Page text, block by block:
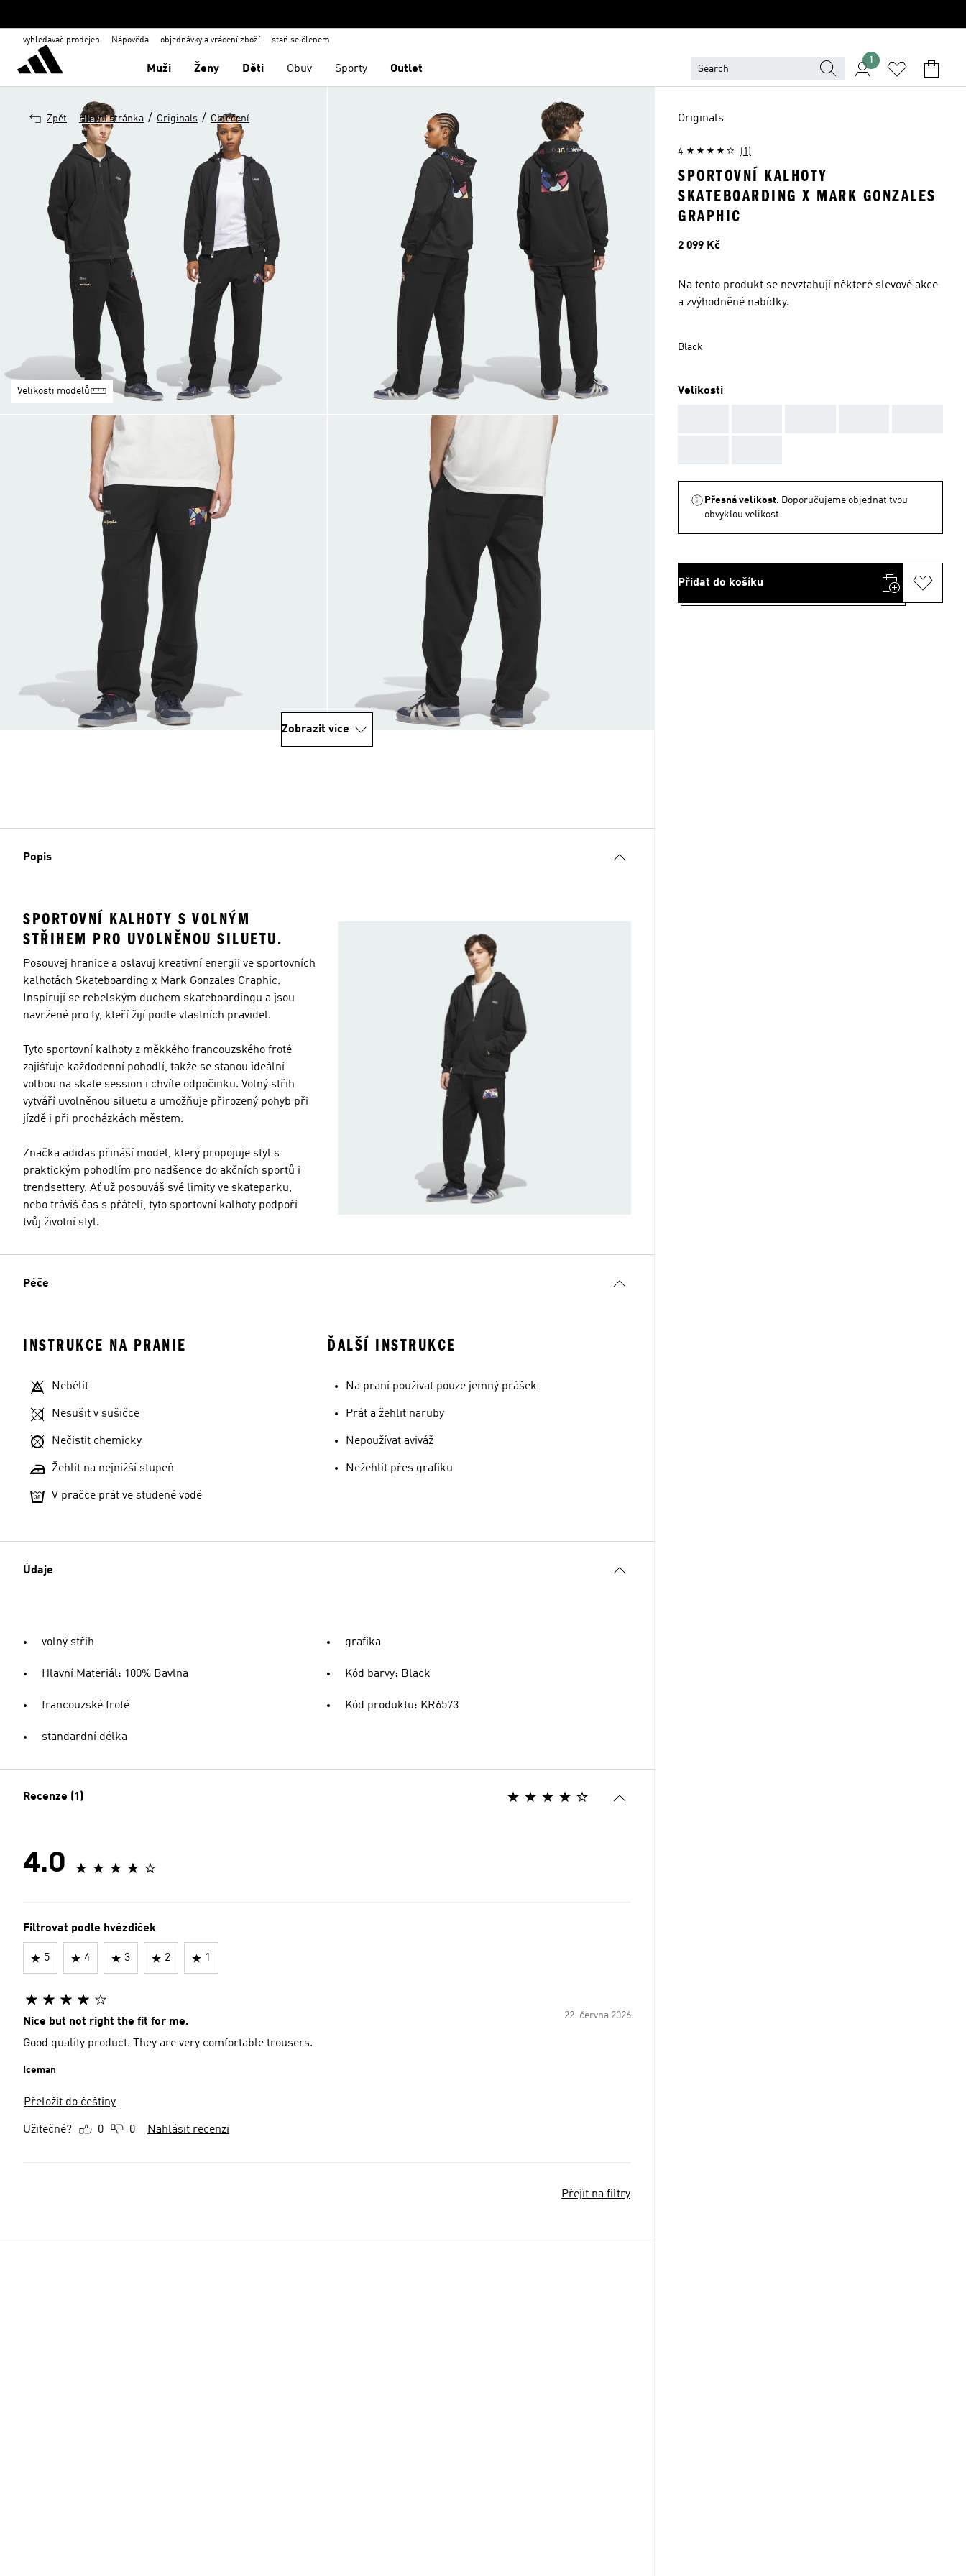
vyhledávač prodejen Nápověda objednávky a vrácení zboží staň se členem
Muži Ženy Děti Obuv Sporty Outlet
1
Zpět Hlavní stránka / Originals / Oblečení
Velikosti modelů
Zobrazit více
Popis
SPORTOVNÍ KALHOTY S VOLNÝM
STŘIHEM PRO UVOLNĚNOU SILUETU.
Posouvej hranice a oslavuj kreativní energii ve sportovních
kalhotách Skateboarding x Mark Gonzales Graphic.
Inspirují se rebelským duchem skateboardingu a jsou
navržené pro ty, kteří žijí podle vlastních pravidel.
Tyto sportovní kalhoty z měkkého francouzského froté
zajišťuje každodenní pohodlí, takže se stanou ideální
volbou na skate session i chvíle odpočinku. Volný střih
vytváří uvolněnou siluetu a umožňuje přirozený pohyb při
jízdě i při procházkách městem.
Značka adidas přináší model, který propojuje styl s
praktickým pohodlím pro nadšence do akčních sportů i
trendsettery. Ať už posouváš své limity ve skateparku,
nebo trávíš čas s přáteli, tyto sportovní kalhoty podpoří
tvůj životní styl.
Péče
INSTRUKCE NA PRANIE
Nebělit
Nesušit v sušičce
Nečistit chemicky
Žehlit na nejnižší stupeň
V pračce prát ve studené vodě
ĎALŠÍ INSTRUKCE
Na praní používat pouze jemný prášek
Prát a žehlit naruby
Nepoužívat aviváž
Nežehlit přes grafiku
Údaje
volný střih
Hlavní Materiál: 100% Bavlna
francouzské froté
standardní délka
grafika
Kód barvy: Black
Kód produktu: KR6573
Recenze (1)
4.0
Filtrovat podle hvězdiček
5 4 3 2 1
22. června 2026
Nice but not right the fit for me.
Good quality product. They are very comfortable trousers.
Iceman
Přeložit do češtiny
Užitečné? 0 0 Nahlásit recenzi
Přejít na filtry
Originals
4 (1)
SPORTOVNÍ KALHOTY
SKATEBOARDING X MARK GONZALES
GRAPHIC
Cena
2 099 Kč
Na tento produkt se nevztahují některé slevové akce
a zvýhodněné nabídky.
Black
Velikosti
Přesná velikost. Doporučujeme objednat tvou
obvyklou velikost.
Přidat do košíku